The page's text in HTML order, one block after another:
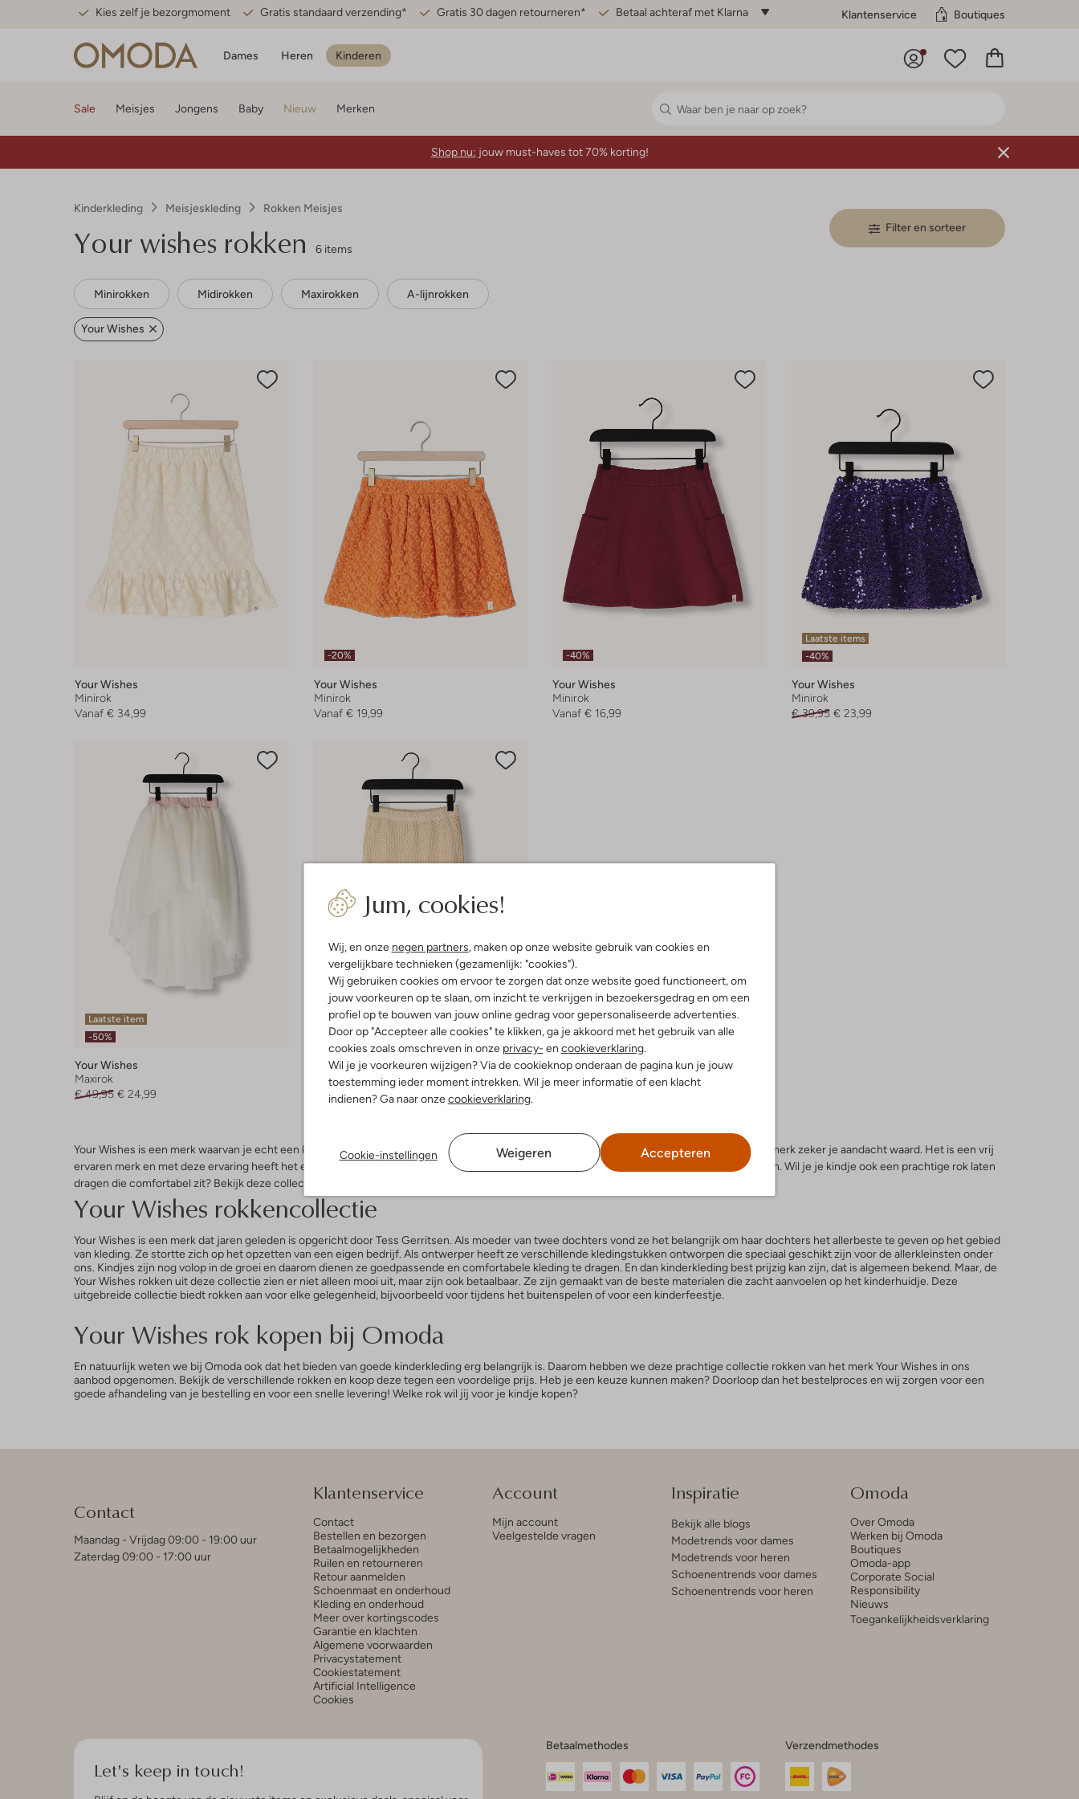
Kies zelf je bezorgmoment Gratis standaard verzending* Gratis 30 dagen retourneren* Betaal achteraf met Klarna Klantenservice Boutiques
Dames Heren Kinderen
Jum, cookies!
Wij, en onze negen partners, maken op onze website gebruik van cookies en
vergelijkbare technieken (gezamenlijk: "cookies").
Wij gebruiken cookies om ervoor te zorgen dat onze website goed functioneert, om
jouw voorkeuren op te slaan, om inzicht te verkrijgen in bezoekersgedrag en om een
profiel op te bouwen van jouw online gedrag voor gepersonaliseerde advertenties.
Door op "Accepteer alle cookies" te klikken, ga je akkoord met het gebruik van alle
cookies zoals omschreven in onze privacy- en cookieverklaring.
Wil je je voorkeuren wijzigen? Via de cookieknop onderaan de pagina kun je jouw
toestemming ieder moment intrekken. Wil je meer informatie of een klacht
indienen? Ga naar onzecookieverklaring.
Cookie-instellingen Weigeren Accepteren
Sale Meisjes Jongens Baby Nieuw Merken
Shop nu: jouw must-haves tot 70% korting!
Kinderkleding Meisjeskleding Rokken Meisjes
Your wishes rokken 6 items
Filter en sorteer
Minirokken Midirokken Maxirokken A-lijnrokken
Your Wishes
Your Wishes
Minirok
Vanaf € 34,99
-20%
Your Wishes
Minirok
Vanaf € 19,99
-40%
Your Wishes
Minirok
Vanaf € 16,99
Laatste items
-40%
Your Wishes
Minirok
€ 39,95 € 23,99
Laatste item
-50%
Your Wishes
Maxirok
€ 49,95 € 24,99
Laatste items
-60%
Your Wishes
Midirok
€ 34,95 € 13,99
Your Wishes is een merk waarvan je echt een keer een product moet hebben gekocht. Als je je kindje de beste kleding wilt geven, dan is dit merk zeker je aandacht waard. Het is een vrij
ervaren merk en met deze ervaring heeft het een prachtige collectie rokken geproduceerd die er zowel modern uitzien als comfortabel zitten. Wil je je kindje ook een prachtige rok laten
dragen die comfortabel zit? Bekijk deze collectie dan snel bij Omoda!
Your Wishes rokkencollectie
Your Wishes is een merk dat jaren geleden is opgericht door Tess Gerritsen. Als moeder van twee dochters vond ze het belangrijk om haar dochters het allerbeste te geven op het gebied
van kleding. Ze stortte zich op het opzetten van een eigen bedrijf. Als ontwerper heeft ze verschillende kledingstukken ontworpen die speciaal geschikt zijn voor de allerkleinsten onder
ons. Kindjes zijn nog volop in de groei en daarom dienen ze goedpassende en comfortabele kleding te dragen. En dan kinderkleding best prijzig kan zijn, dat is algemeen bekend. Maar, de
Your Wishes rokken uit deze collectie zien er niet alleen mooi uit, maar zijn ook betaalbaar. Ze zijn gemaakt van de beste materialen die zacht aanvoelen op het kinderhuidje. Deze
uitgebreide collectie biedt rokken aan voor elke gelegenheid, bijvoorbeeld voor tijdens het buitenspelen of voor een kinderfeestje.
Your Wishes rok kopen bij Omoda
En natuurlijk weten we bij Omoda ook dat het bieden van goede kinderkleding erg belangrijk is. Daarom hebben we deze prachtige collectie rokken van het merk Your Wishes in ons
aanbod opgenomen. Bekijk de verschillende rokken en koop deze tegen een voordelige prijs. Heb je een keuze kunnen maken? Doorloop dan het bestelproces en wij zorgen voor een
goede afhandeling van je bestelling en voor een snelle levering! Welke rok wil jij voor je kindje kopen?
Contact
Maandag - Vrijdag 09:00 - 19:00 uur
Zaterdag 09:00 - 17:00 uur
Klantenservice
Contact
Bestellen en bezorgen
Betaalmogelijkheden
Ruilen en retourneren
Retour aanmelden
Schoenmaat en onderhoud
Kleding en onderhoud
Meer over kortingscodes
Garantie en klachten
Algemene voorwaarden
Privacystatement
Cookiestatement
Artificial Intelligence
Cookies
Account
Mijn account
Veelgestelde vragen
Inspiratie
Bekijk alle blogs
Modetrends voor dames
Modetrends voor heren
Schoenentrends voor dames
Schoenentrends voor heren
Omoda
Over Omoda
Werken bij Omoda
Boutiques
Omoda-app
Corporate Social
Responsibility
Nieuws
Toegankelijkheidsverklaring
Let's keep in touch!
Betaalmethodes Verzendmethodes